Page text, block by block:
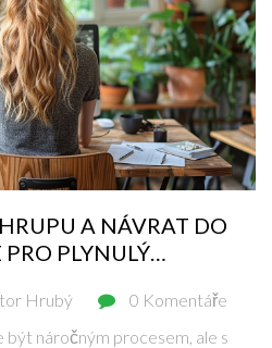
A NÁVRAT DO
PLYNULÝ
Hrubý
0 Komentáře
náročným procesem, ale s